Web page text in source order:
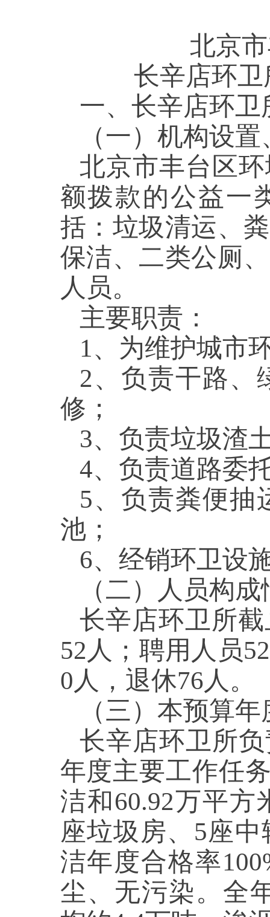
北京
长辛店环
一、长辛店环
（一）机构设
北京市丰台区
额拨款的公益一
括：垃圾清运、
保洁、二类公厕
人员。
主要职责：
1、为维护城
2、负责干路、
修；
3、负责垃圾
4、负责道路
5、负责粪便抽
池；
6、经销环卫
（二）人员构
长辛店环卫所
52人；聘用人员
0人，退休76人
（三）本预算
长辛店环卫所
年度主要工作任
洁和60.92万平
座垃圾房、5座
洁年度合格率
尘、无污染。全